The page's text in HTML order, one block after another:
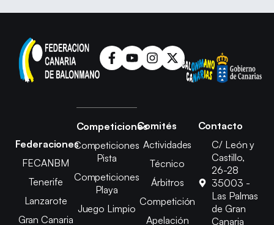
Federaciones
FECANBM
Tenerife
Lanzarote
Gran Canaria
Competiciones
Competiciones
Pista
Competiciones
Playa
Juego Limpio
Comités
Actividades
Técnico
Árbitros
Competición
Apelación
Contacto
C/ León y
Castillo,
26-28
35003 -
Las Palmas
de Gran
Canaria